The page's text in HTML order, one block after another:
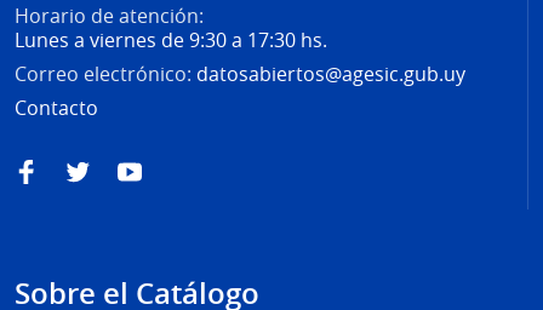
Horario de atención:
Lunes a viernes de 9:30 a 17:30 hs.
Correo electrónico: datosabiertos@agesic.gub.uy
Contacto
FacebookTwitterYouTube
Sobre el Catálogo